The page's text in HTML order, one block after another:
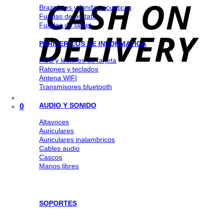
0
Brazaletes y fundas acuaticas
Fundas de portatil
Fundas de tablet
PERIFERICOS DE INFORMATICA
HUB y lectores de tarjeta
Ratones y teclados
Antena WlFl
Transmisores bluetooth
AUDIO Y SONIDO
Altavoces
Auriculares
Auriculares inalambricos
Cables audio
Cascos
Manos libres
SOPORTES